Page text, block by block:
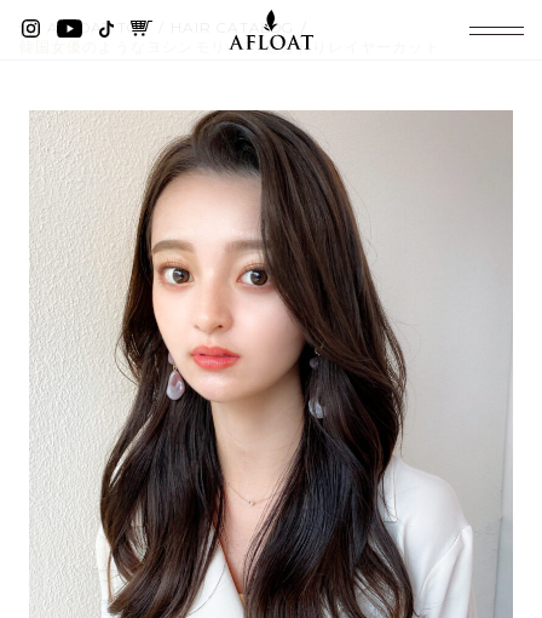
AFLOAT TOP
HAIR CATALOG
韓国女優のようなヨシンモリヘア/顔まわりレイヤーカット